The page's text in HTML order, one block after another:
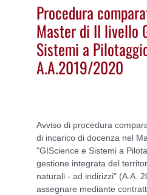
Procedura
Master di II livello
Sistemi a
A.A.2019/2020
Avviso di procedura
di incarico di docenza nel
"GIScience e Sistemi a
gestione integrata del
naturali - ad indirizzi" (A.A.
assegnare mediante